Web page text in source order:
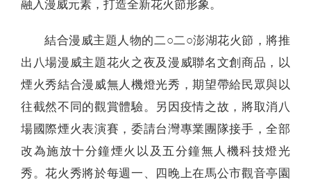
融入漫威元素，打造全新花火節形象。
結合漫威主題人物的二○二○澎湖花火節，將推
出八場漫威主題花火之夜及漫威聯名文創商品，以
煙火秀結合漫威無人機燈光秀，期望帶給民眾與以
往截然不同的觀賞體驗。另因疫情之故，將取消八
場國際煙火表演賽，委請台灣專業團隊接手，全部
改為施放十分鐘煙火以及五分鐘無人機科技燈光
秀。花火秀將於每週一、四晚上在馬公市觀音亭園